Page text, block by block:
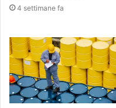
4 settimane fa